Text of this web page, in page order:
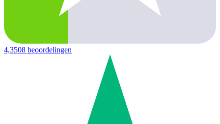
4,3508 beoordelingen